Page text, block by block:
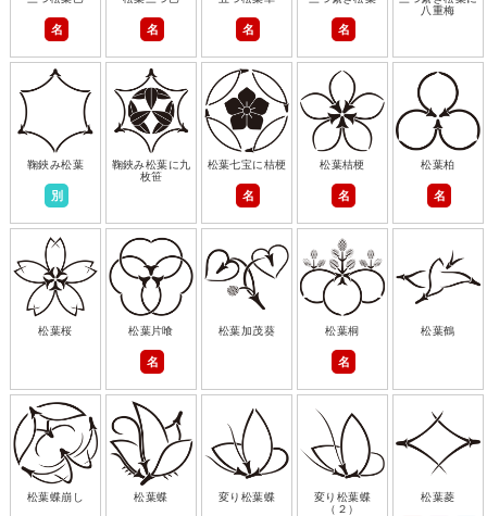
名 名 名 名
八重梅
鞠鋏み松葉
別
鞠鋏み松葉に九
枚笹
松葉七宝に桔梗
名
松葉桔梗
名
松葉柏
名
松葉桜 松葉片喰
名
松葉加茂葵 松葉桐
名
松葉鶴
松葉蝶崩し 松葉蝶 変り松葉蝶
変り松葉蝶
（２）
松葉菱